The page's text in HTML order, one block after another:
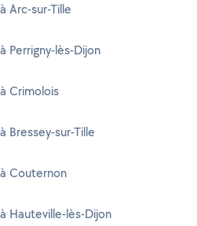
Arc-sur-Tille
Perrigny-lès-Dijon
Crimolois
Bressey-sur-Tille
Couternon
Hauteville-lès-Dijon